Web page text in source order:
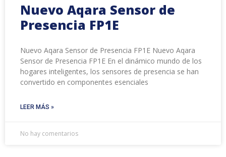
Nuevo Aqara Sensor de
Presencia FP1E
Nuevo Aqara Sensor de Presencia FP1E Nuevo Aqara
Sensor de Presencia FP1E En el dinámico mundo de los
hogares inteligentes, los sensores de presencia se han
convertido en componentes esenciales
LEER MÁS »
No hay comentarios